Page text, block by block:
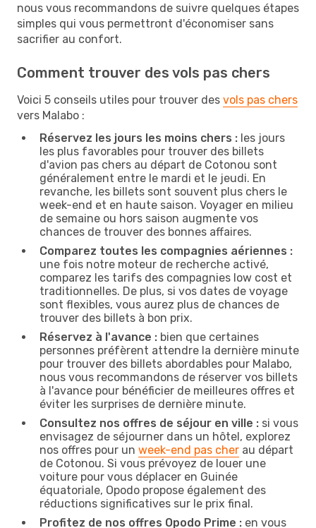
nous vous recommandons de suivre quelques étapes
simples qui vous permettront d'économiser sans
sacrifier au confort.
Comment trouver des vols pas chers
Voici 5 conseils utiles pour trouver des vols pas chers
vers Malabo :
Réservez les jours les moins chers : les jours
les plus favorables pour trouver des billets
d'avion pas chers au départ de Cotonou sont
généralement entre le mardi et le jeudi. En
revanche, les billets sont souvent plus chers le
week-end et en haute saison. Voyager en milieu
de semaine ou hors saison augmente vos
chances de trouver des bonnes affaires.
Comparez toutes les compagnies aériennes :
une fois notre moteur de recherche activé,
comparez les tarifs des compagnies low cost et
traditionnelles. De plus, si vos dates de voyage
sont flexibles, vous aurez plus de chances de
trouver des billets à bon prix.
Réservez à l'avance : bien que certaines
personnes préfèrent attendre la dernière minute
pour trouver des billets abordables pour Malabo,
nous vous recommandons de réserver vos billets
à l'avance pour bénéficier de meilleures offres et
éviter les surprises de dernière minute.
Consultez nos offres de séjour en ville : si vous
envisagez de séjourner dans un hôtel, explorez
nos offres pour un week-end pas cher au départ
de Cotonou. Si vous prévoyez de louer une
voiture pour vous déplacer en Guinée
équatoriale, Opodo propose également des
réductions significatives sur le prix final.
Profitez de nos offres Opodo Prime : en vous